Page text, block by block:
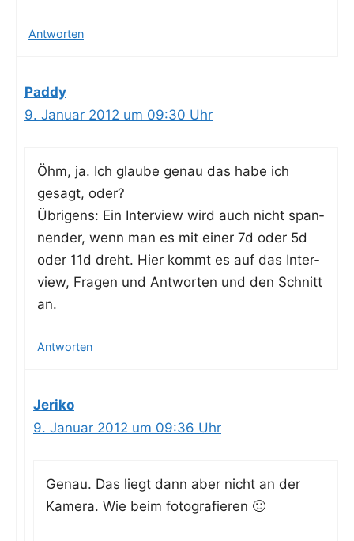
Antworten
Paddy
9. Januar 2012 um 09:30 Uhr
Öhm, ja. Ich glau­be genau das habe ich
gesagt, oder?
Übri­gens: Ein Inter­view wird auch nicht span­
nen­der, wenn man es mit einer 7d oder 5d
oder 11d dreht. Hier kommt es auf das Inter­
view, Fra­gen und Ant­wor­ten und den Schnitt
an.
Antworten
Jeriko
9. Januar 2012 um 09:36 Uhr
Genau. Das liegt dann aber nicht an der
Kame­ra. Wie beim fotografieren 🙂